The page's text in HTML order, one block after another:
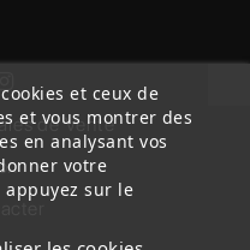
de Vente
et ceux de
et vous montrer des
en analysant vos
votre
sur le